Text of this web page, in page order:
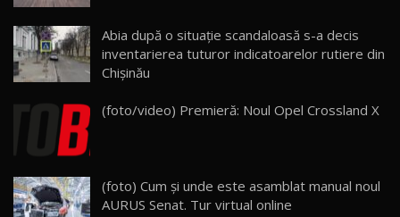
Lynk & Co 01 / Test Drive AutoBlog.MD
25:19
ZEEKR 009: Cel mai Performant și Confortabil
Van Electric Testat în Moldova / AutoBlog.MD
25
mai Exclusiv și Puternic Defender Testat în
Moldova
32:21
Abia după o situaţie scandaloasă s-a decis
inventarierea tuturor indicatoarelor rutiere din
Chişinău
(foto/video) Premieră: Noul Opel Crossland X
(foto) Cum şi unde este asamblat manual noul
AURUS Senat. Tur virtual online